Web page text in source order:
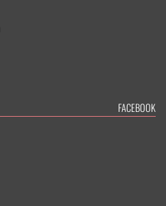
FACEBOOK